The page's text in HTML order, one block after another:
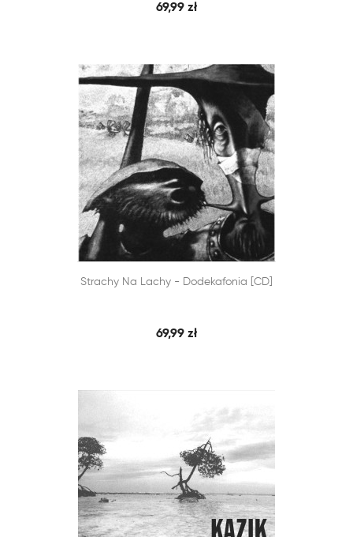
69,99 zł
DODAJ DO KOSZYKA
SZYBKI PODGLĄD
Strachy Na Lachy - Dodekafonia [CD]
69,99 zł